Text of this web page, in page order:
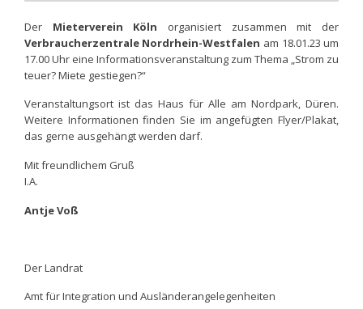
Der Mieterverein Köln organisiert zusammen mit der
Verbraucherzentrale Nordrhein-Westfalen am 18.01.23 um
17.00 Uhr eine Informationsveranstaltung zum Thema „Strom zu
teuer? Miete gestiegen?“
Veranstaltungsort ist das Haus für Alle am Nordpark, Düren.
Weitere Informationen finden Sie im angefügten Flyer/Plakat,
das gerne ausgehängt werden darf.
Mit freundlichem Gruß
I.A.
Antje Voß
Der Landrat
Amt für Integration und Ausländerangelegenheiten